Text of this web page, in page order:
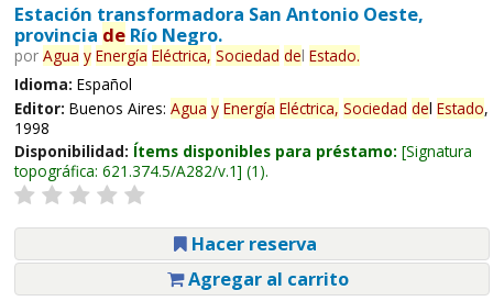
Estación transformadora San Antonio Oeste,
provincia deRío Negro.
por Agua y Energía Eléctrica, Sociedad del Estado.
Idioma: Español
Editor: Buenos Aires: Agua y Energía Eléctrica, Sociedad del Estado,
1998
Disponibilidad: Ítems disponibles para préstamo: Signatura
topográfica: 621.374.5/A282/v.1 (1).
Hacer reserva
Agregar al carrito